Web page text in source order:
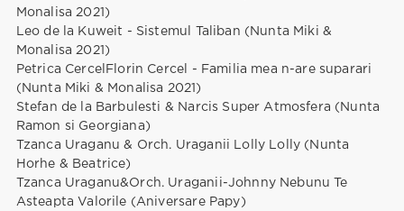
Monalisa 2021)
Leo de la Kuweit - Sistemul Taliban (Nunta Miki &
Monalisa 2021)
Petrica CercelFlorin Cercel - Familia mea n-are suparari
(Nunta Miki & Monalisa 2021)
Stefan de la Barbulesti & Narcis Super Atmosfera (Nunta
Ramon si Georgiana)
Tzanca Uraganu & Orch. Uraganii Lolly Lolly (Nunta
Horhe & Beatrice)
Tzanca Uraganu&Orch. Uraganii-Johnny Nebunu Te
Asteapta Valorile (Aniversare Papy)